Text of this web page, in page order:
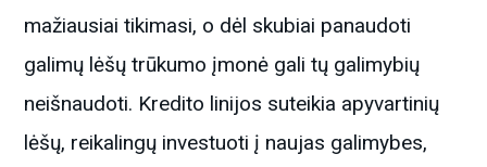
mažiausiai tikimasi, o dėl skubiai panaudoti
galimų lėšų trūkumo įmonė gali tų galimybių
neišnaudoti. Kredito linijos suteikia apyvartinių
lėšų, reikalingų investuoti į naujas galimybes,